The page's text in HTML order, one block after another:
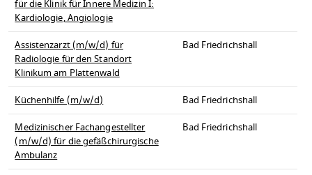
für die Klinik für Innere Medizin I:
Kardiologie, Angiologie
Assistenzarzt (m/w/d) für
Radiologie für den Standort
Klinikum am Plattenwald
Bad Friedrichshall
Küchenhilfe (m/w/d)
Bad Friedrichshall
Medizinischer Fachangestellter
(m/w/d) für die gefäßchirurgische
Ambulanz
Bad Friedrichshall